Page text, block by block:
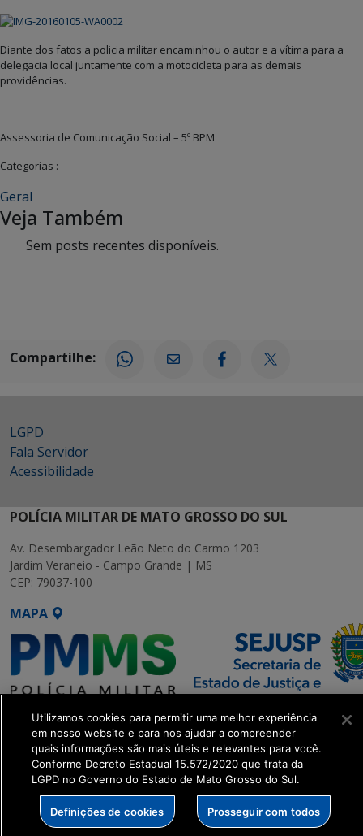
Diante dos fatos a policia militar encaminhou o autor e a vítima para a
delegacia local juntamente com a motocicleta para as demais
providências.
Assessoria de Comunicação Social – 5º BPM
Categorias :
Geral
Veja Também
Sem posts recentes disponíveis.
Compartilhe:
LGPD
Fala Servidor
Acessibilidade
POLÍCIA MILITAR DE MATO GROSSO DO SUL
Av. Desembargador Leão Neto do Carmo 1203
Jardim Veraneio - Campo Grande | MS
CEP: 79037-100
MAPA
SETDIG | Secretaria-Executiva
de Transformação Digital
get_footer();
Utilizamos cookies para permitir uma melhor experiência
em nosso website e para nos ajudar a compreender
quais informações são mais úteis e relevantes para você.
Conforme Decreto Estadual 15.572/2020 que trata da
LGPD no Governo do Estado de Mato Grosso do Sul.
Definições de cookies Prosseguir com todos